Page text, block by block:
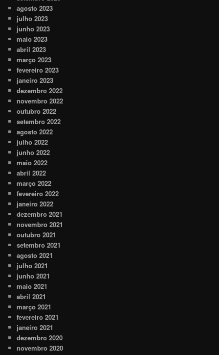
agosto 2023
julho 2023
junho 2023
maio 2023
abril 2023
março 2023
fevereiro 2023
janeiro 2023
dezembro 2022
novembro 2022
outubro 2022
setembro 2022
agosto 2022
julho 2022
junho 2022
maio 2022
abril 2022
março 2022
fevereiro 2022
janeiro 2022
dezembro 2021
novembro 2021
outubro 2021
setembro 2021
agosto 2021
julho 2021
junho 2021
maio 2021
abril 2021
março 2021
fevereiro 2021
janeiro 2021
dezembro 2020
novembro 2020